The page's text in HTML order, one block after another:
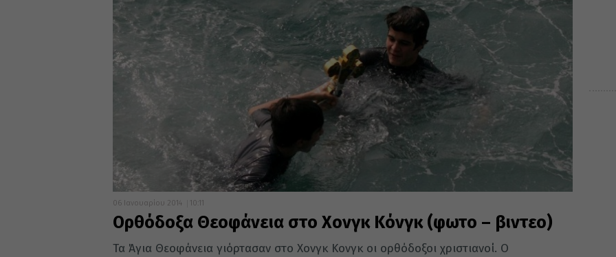
06 Ιανουαρίου 2014 10:11
Ορθόδοξα Θεοφάνεια στο Χονγκ Κόνγκ (φωτο – βιντεο)
Τα Άγια Θεοφάνεια γιόρτασαν στο Χονγκ Κονγκ οι ορθόδοξοι χριστιανοί. Ο